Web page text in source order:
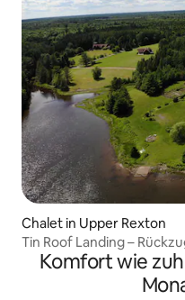
Chalet in Upper Rexton
Tin Roof Landing –
Komfort wie